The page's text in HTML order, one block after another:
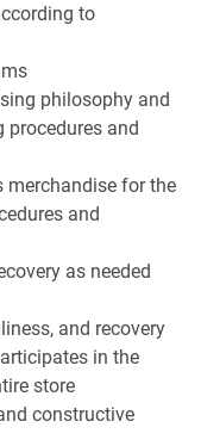
to
philosophy and
and
merchandise for the
and
as needed
and recovery
in the
store
constructive